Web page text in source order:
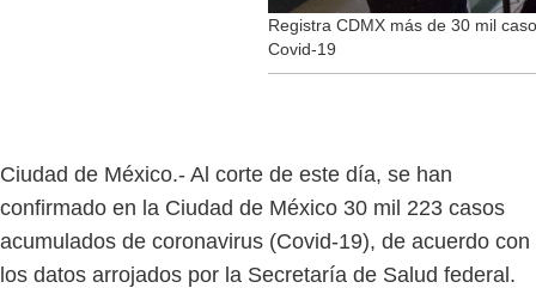
Registra CDMX más de 30 mil
Covid-19
Ciudad de México.- Al corte de este día, se han
confirmado en la Ciudad de México 30 mil 223 casos
acumulados de coronavirus (Covid-19), de acuerdo con
los datos arrojados por la Secretaría de Salud federal.